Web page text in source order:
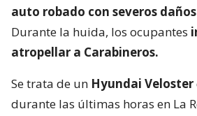
auto robado con severos daños
Durante la huida, los ocupantes
atropellar a Carabineros.
Se trata de un Hyundai Veloster
durante las últimas horas en La